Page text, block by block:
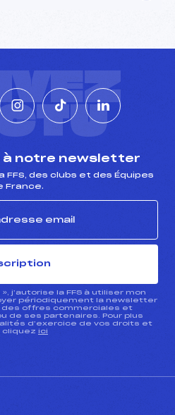
à notre newsletter
FFS, des clubs et des Équipes
France.
j’autorise la FFS à utiliser mon
périodiquement la newsletter
des offres commerciales et
de ses partenaires. Pour plus
d’exercice de vos droits et
cliquez ici